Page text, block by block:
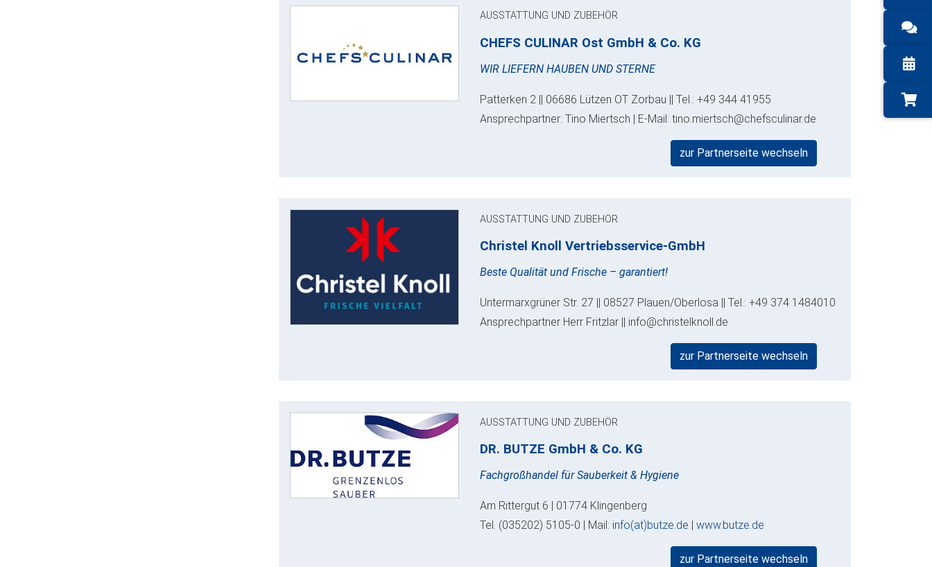
AUSSTATTUNG UND ZUBEHÖR
CHEFS CULINAR Ost GmbH & Co. KG
WIR LIEFERN HAUBEN UND STERNE
Patterken 2 || 06686 Lützen OT Zorbau || Tel.: +49 344 41955
Ansprechpartner: Tino Miertsch | E-Mail: tino.miertsch@chefsculinar.de
zur Partnerseite wechseln
AUSSTATTUNG UND ZUBEHÖR
Christel Knoll Vertriebsservice-GmbH
Beste Qualität und Frische – garantiert!
Untermarxgrüner Str. 27 || 08527 Plauen/Oberlosa || Tel.: +49 374 1484010
Ansprechpartner Herr Fritzlar || info@christelknoll.de
zur Partnerseite wechseln
AUSSTATTUNG UND ZUBEHÖR
DR. BUTZE GmbH & Co. KG
Fachgroßhandel für Sauberkeit & Hygiene
Am Rittergut 6 | 01774 Klingenberg
Tel. (035202) 5105-0 | Mail: info(at)butze.de |www.butze.de
zur Partnerseite wechseln